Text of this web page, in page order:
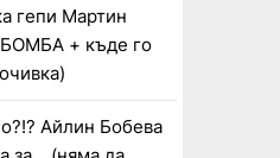
гепи Мартин
+ къде го
Айлин Бобева